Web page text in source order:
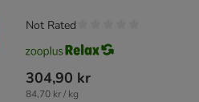
304,90 kr
84,70 kr / kg
Not Rated